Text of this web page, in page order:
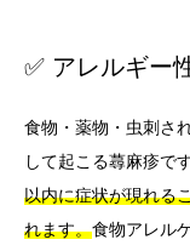
✅ アレルギー
食物・薬物・虫刺さ
して起こる蕁麻疹です
以内に症状が現れる
れます。食物アレル